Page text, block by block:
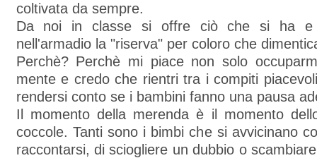
coltivata da sempre.
Da noi in classe si offre ciò che si ha e
nell'armadio la "riserva" per coloro che
Perchè? Perchè mi piace non solo
mente e credo che rientri tra i compiti piacevoli
rendersi conto se i bambini fanno una pausa
Il momento della merenda è il momento
coccole. Tanti sono i bimbi che si avvicinano
raccontarsi, di sciogliere un dubbio o